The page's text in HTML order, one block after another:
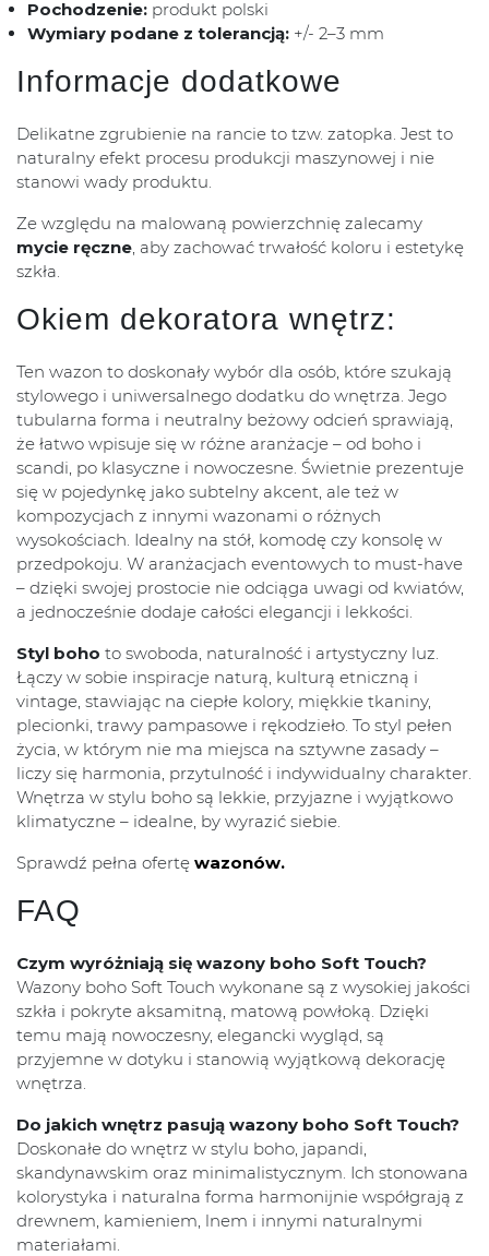
Pochodzenie: produkt polski
Wymiary podane z tolerancją: +/- 2–3 mm
Informacje dodatkowe
Delikatne zgrubienie na rancie to tzw. zatopka. Jest to
naturalny efekt procesu produkcji maszynowej i nie
stanowi wady produktu.
Ze względu na malowaną powierzchnię zalecamy
mycie ręczne, aby zachować trwałość koloru i estetykę
szkła.
Okiem dekoratora wnętrz:
Ten wazon to doskonały wybór dla osób, które szukają
stylowego i uniwersalnego dodatku do wnętrza. Jego
tubularna forma i neutralny beżowy odcień sprawiają,
że łatwo wpisuje się w różne aranżacje – od boho i
scandi, po klasyczne i nowoczesne. Świetnie prezentuje
się w pojedynkę jako subtelny akcent, ale też w
kompozycjach z innymi wazonami o różnych
wysokościach. Idealny na stół, komodę czy konsolę w
przedpokoju. W aranżacjach eventowych to must-have
– dzięki swojej prostocie nie odciąga uwagi od kwiatów,
a jednocześnie dodaje całości elegancji i lekkości.
Styl boho to swoboda, naturalność i artystyczny luz.
Łączy w sobie inspiracje naturą, kulturą etniczną i
vintage, stawiając na ciepłe kolory, miękkie tkaniny,
plecionki, trawy pampasowe i rękodzieło. To styl pełen
życia, w którym nie ma miejsca na sztywne zasady –
liczy się harmonia, przytulność i indywidualny charakter.
Wnętrza w stylu boho są lekkie, przyjazne i wyjątkowo
klimatyczne – idealne, by wyrazić siebie.
Sprawdź pełna ofertę wazonów.
FAQ
Czym wyróżniają się wazony boho Soft Touch?
Wazony boho Soft Touch wykonane są z wysokiej jakości
szkła i pokryte aksamitną, matową powłoką. Dzięki
temu mają nowoczesny, elegancki wygląd, są
przyjemne w dotyku i stanowią wyjątkową dekorację
wnętrza.
Do jakich wnętrz pasują wazony boho Soft Touch?
Doskonałe do wnętrz w stylu boho, japandi,
skandynawskim oraz minimalistycznym. Ich stonowana
kolorystyka i naturalna forma harmonijnie współgrają z
drewnem, kamieniem, lnem i innymi naturalnymi
materiałami.